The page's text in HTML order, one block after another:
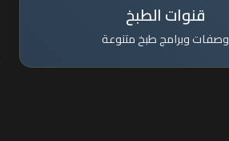
قنوات الطبخ
وصفات وبرامج طبخ متنوعة